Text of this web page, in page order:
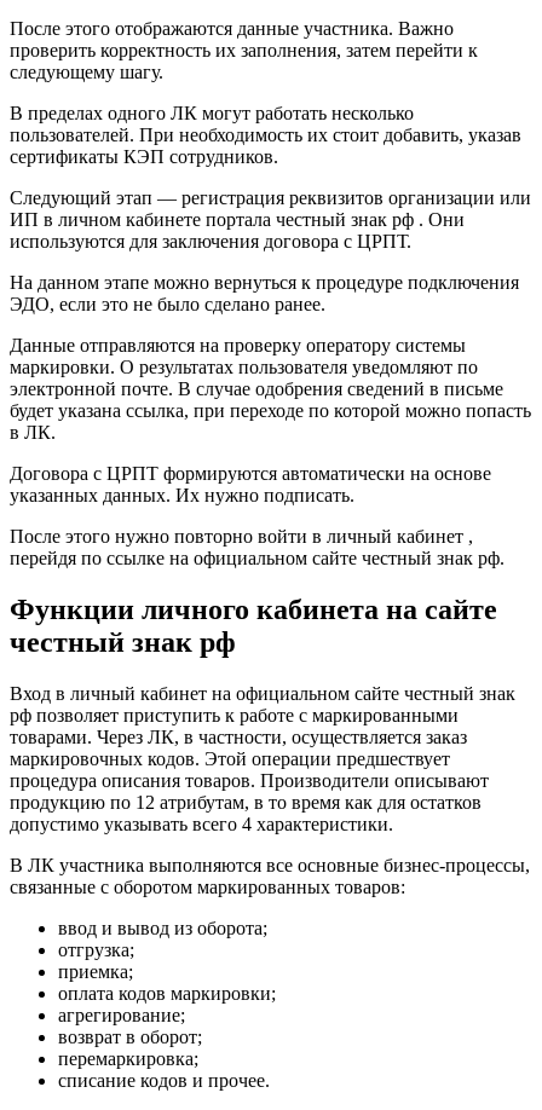
После этого отображаются данные участника. Важно
проверить корректность их заполнения, затем перейти к
следующему шагу.
В пределах одного ЛК могут работать несколько
пользователей. При необходимость их стоит добавить, указав
сертификаты КЭП сотрудников.
Следующий этап — регистрация реквизитов организации или
ИП в личном кабинете портала честный знак рф . Они
используются для заключения договора с ЦРПТ.
На данном этапе можно вернуться к процедуре подключения
ЭДО, если это не было сделано ранее.
Данные отправляются на проверку оператору системы
маркировки. О результатах пользователя уведомляют по
электронной почте. В случае одобрения сведений в письме
будет указана ссылка, при переходе по которой можно попасть
в ЛК.
Договора с ЦРПТ формируются автоматически на основе
указанных данных. Их нужно подписать.
После этого нужно повторно войти в личный кабинет ,
перейдя по ссылке на официальном сайте честный знак рф.
Функции личного кабинета на сайте
честный знак рф
Вход в личный кабинет на официальном сайте честный знак
рф позволяет приступить к работе с маркированными
товарами. Через ЛК, в частности, осуществляется заказ
маркировочных кодов. Этой операции предшествует
процедура описания товаров. Производители описывают
продукцию по 12 атрибутам, в то время как для остатков
допустимо указывать всего 4 характеристики.
В ЛК участника выполняются все основные бизнес-процессы,
связанные с оборотом маркированных товаров:
ввод и вывод из оборота;
отгрузка;
приемка;
оплата кодов маркировки;
агрегирование;
возврат в оборот;
перемаркировка;
списание кодов и прочее.